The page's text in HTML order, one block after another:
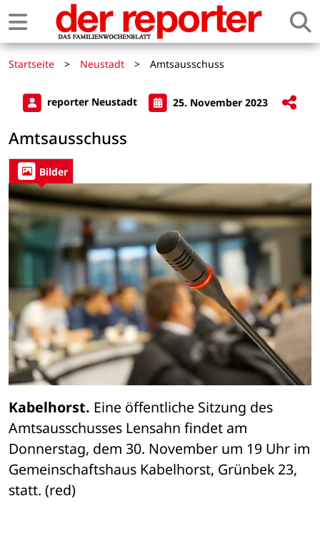
Startseite > Neustadt > Amtsausschuss
reporter Neustadt 25. November 2023
Amtsausschuss
Bilder
Kabelhorst. Eine öffentliche Sitzung des
Amtsausschusses Lensahn findet am
Donnerstag, dem 30. November um 19 Uhr im
Gemeinschaftshaus Kabelhorst, Grünbek 23,
statt. (red)